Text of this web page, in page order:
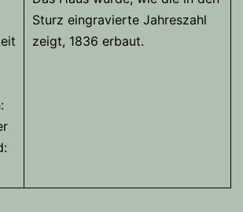
Sturz eingravierte Jahreszahl
zeigt, 1836 erbaut.